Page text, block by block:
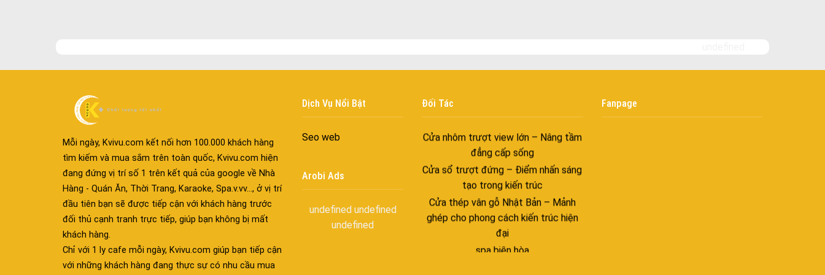
Mỗi ngày, Kvivu.com kết nối hơn 100.000 khách hàng
tìm kiếm và mua sắm trên toàn quốc, Kvivu.com hiện
đang đứng vị trí số 1 trên kết quả của google về Nhà
Hàng - Quán Ăn, Thời Trang, Karaoke, Spa.v.vv..., ở vị trí
đầu tiên bạn sẽ được tiếp cận với khách hàng trước
đối thủ cạnh tranh trực tiếp, giúp bạn không bị mất
khách hàng.
Chỉ với 1 ly cafe mỗi ngày, Kvivu.com giúp bạn tiếp cận
với những khách hàng đang thực sự có nhu cầu mua
Dịch Vụ Nổi Bật
Seo web
Arobi Ads
undefined undefined
undefined
Đối Tác
đẳng cấp sống
Cửa sổ trượt đứng – Điểm nhấn sáng
tạo trong kiến trúc
Cửa thép vân gỗ Nhật Bản – Mảnh
ghép cho phong cách kiến trúc hiện
đại
spa biên hòa
Fanpage